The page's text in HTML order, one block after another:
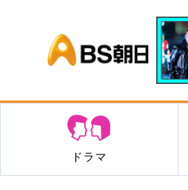
BS朝日
ドラマ